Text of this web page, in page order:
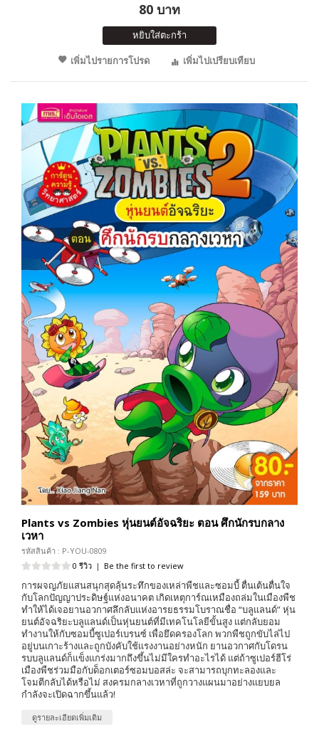
80 บาท
หยิบใส่ตะกร้า
เพิ่มไปรายการโปรด
เพิ่มไปเปรียบเทียบ
Plants vs Zombies หุ่นยนต์อัจฉริยะ ตอน ศึกนักรบกลาง
เวหา
รหัสสินค้า : P-YOU-0809
0 รีวิว | Be the first to review
การผจญภัยแสนสนุกสุดลุ้นระทึกของเหล่าพืชและซอมบี้ ตื่นเต้นตื่นใจ
กับโลกปัญญาประดิษฐ์แห่งอนาคต เกิดเหตุการ์ณเหมืองถล่มในเมืองพืช
ทำให้ได้เจอยานอวกาศลึกลับแห่งอารยธรรมโบราณชื่อ “บลูแลนด์” หุ่น
ยนต์อัจฉริยะบลูแลนด์เป็นหุ่นยนต์ที่มีเทคโนโลยีขั้นสูง แต่กลับยอม
ทำงานให้กับซอมบี้ซูเปอร์เบรนซ์ เพื่อยึดครองโลก พวกพืชถูกขับไล่ไป
อยู่บนเกาะร้างและถูกบังคับใช้เเรงงานอย่างหนัก ยานอวกาศกับโดรน
รบบลูแลนด์ก็แข็งแกร่งมากถึงขึ้นไม่มีใครทำอะไรได้ แต่ถ้าซูเปอร์ฮีโร่
เมืองพืชร่วมมือกับด็อกเตอร์ซอมบอสล่ะ จะสามารถบุกทะลองและ
โจมตีกลับได้หรือไม่ สงครมกลางเวหาที่ถูกวางแผนมาอย่างแยบยล
กำลังจะเปิดฉากขึ้นแล้ว!
ดูรายละเอียดเพิ่มเติม